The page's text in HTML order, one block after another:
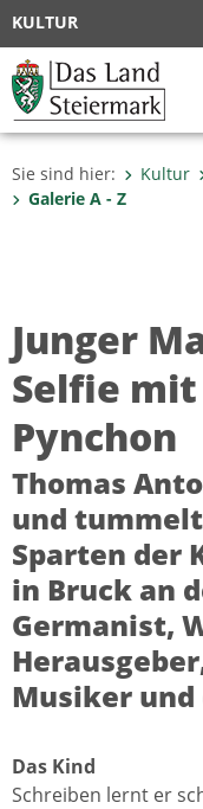
KULTUR
Sie sind hier: Kultur
Galerie A - Z
Junger
Selfie
Pynchon
Thomas
und
Sparten der
in Bruck an
Germanist,
Musiker
Das Kind
Schreiben lernt er